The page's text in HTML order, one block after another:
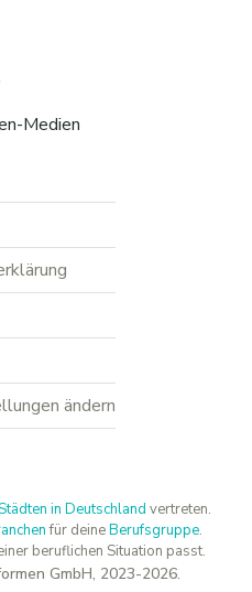
Medien
ändern
in Deutschland vertreten.
für deineBerufsgruppe.
beruflichen Situation passt.
GmbH, 2023-2026.